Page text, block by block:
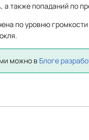
, а также попаданий по
по уровню
можно в Блоге